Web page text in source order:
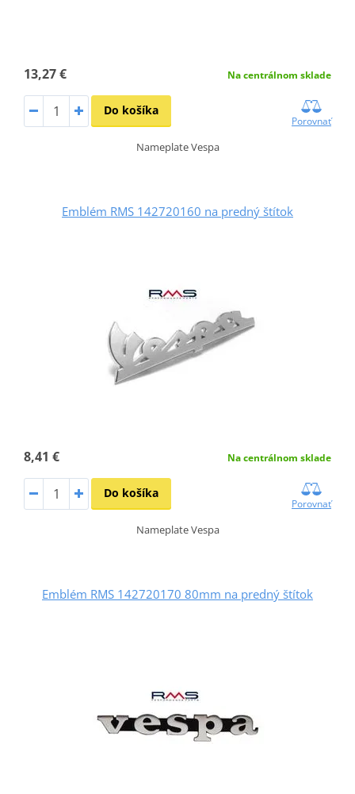
13,27 € Na centrálnom sklade
Do košíka
Porovnať
Nameplate Vespa
Emblém RMS 142720160 na predný štítok
8,41 € Na centrálnom sklade
Do košíka
Porovnať
Nameplate Vespa
Emblém RMS 142720170 80mm na predný štítok